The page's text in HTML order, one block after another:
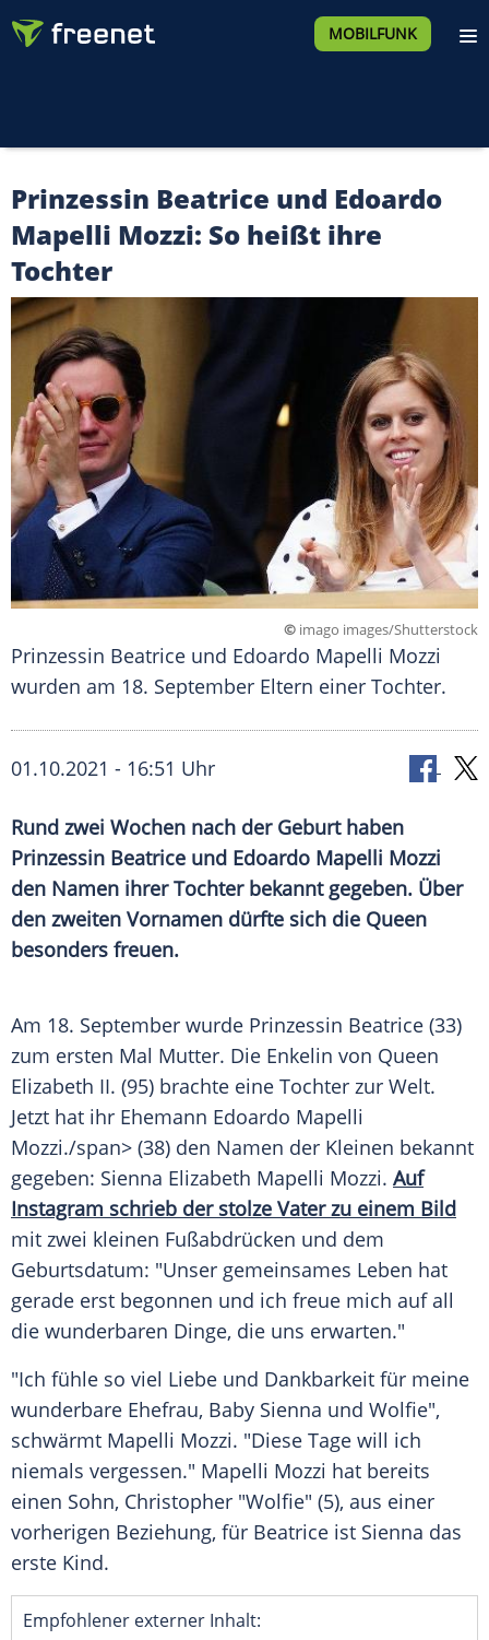
MOBILFUNK
Prinzessin Beatrice und Edoardo
Mapelli Mozzi: So heißt ihre
Tochter
© imago images/Shutterstock
Prinzessin Beatrice und Edoardo Mapelli Mozzi
wurden am 18. September Eltern einer Tochter.
01.10.2021 - 16:51 Uhr
Rund zwei Wochen nach der Geburt haben
Prinzessin Beatrice und Edoardo Mapelli Mozzi
den Namen ihrer Tochter bekannt gegeben. Über
den zweiten Vornamen dürfte sich die Queen
besonders freuen.
Am 18. September wurde Prinzessin Beatrice (33)
zum ersten Mal Mutter. Die Enkelin von Queen
Elizabeth II. (95) brachte eine Tochter zur Welt.
Jetzt hat ihr Ehemann Edoardo Mapelli
Mozzi./span> (38) den Namen der Kleinen bekannt
gegeben: Sienna Elizabeth Mapelli Mozzi. Auf
Instagram schrieb der stolze Vater zu einem Bild
mit zwei kleinen Fußabdrücken und dem
Geburtsdatum: "Unser gemeinsames Leben hat
gerade erst begonnen und ich freue mich auf all
die wunderbaren Dinge, die uns erwarten."
"Ich fühle so viel Liebe und Dankbarkeit für meine
wunderbare Ehefrau, Baby Sienna und Wolfie",
schwärmt Mapelli Mozzi. "Diese Tage will ich
niemals vergessen." Mapelli Mozzi hat bereits
einen Sohn, Christopher "Wolfie" (5), aus einer
vorherigen Beziehung, für Beatrice ist Sienna das
erste Kind.
Empfohlener externer Inhalt: